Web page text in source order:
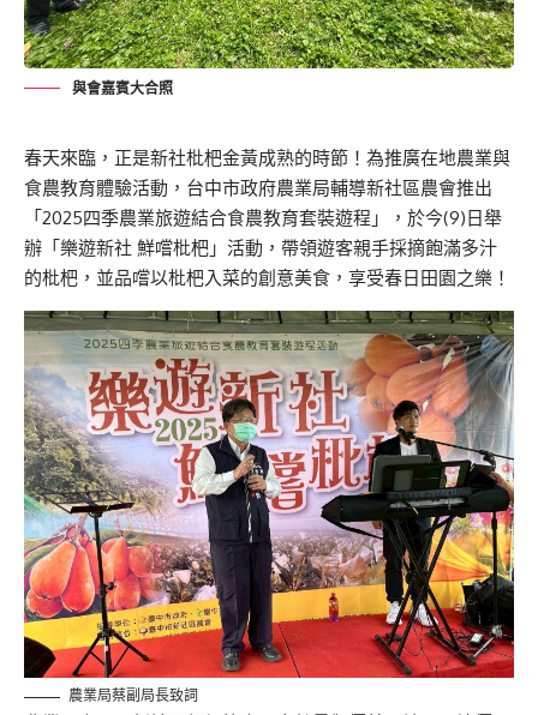
與會嘉賓大合照
春天來臨，正是新社枇杷金黃成熟的時節！為推廣在地農業與
食農教育體驗活動，台中市政府農業局輔導新社區農會推出
「2025四季農業旅遊結合食農教育套裝遊程」，於今(9)日舉
辦「樂遊新社 鮮嚐枇杷」活動，帶領遊客親手採摘飽滿多汁
的枇杷，並品嚐以枇杷入菜的創意美食，享受春日田園之樂！
農業局蔡副局長致詞